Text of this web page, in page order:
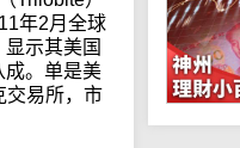
年2月全球
示其美国
成。单是美
交易所，市